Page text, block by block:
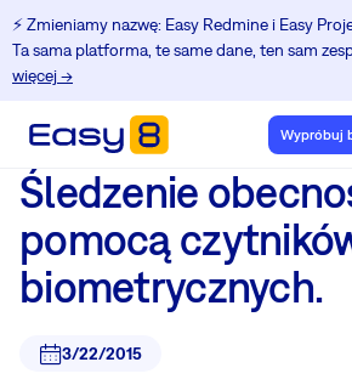
⚡️ Zmieniamy nazwę: Easy Redmine i Easy
Ta sama platforma, te same dane, ten sam
więcej →
Wypróbuj
Śledzenie
pomocą
biometrycznych.
3/22/2015